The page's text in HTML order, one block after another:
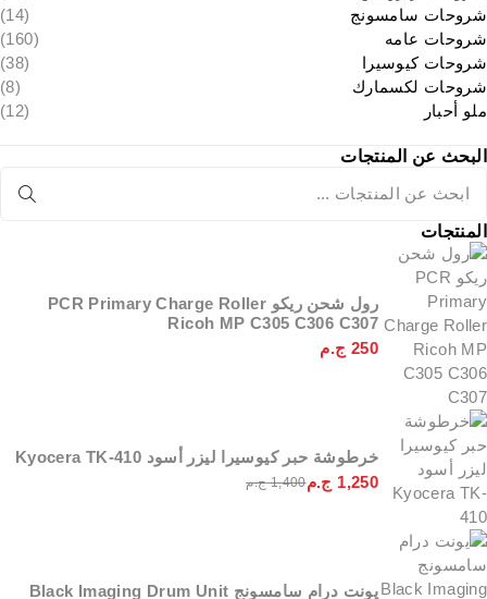
شروحات سامسونج
(14)
شروحات عامه
(160)
شروحات كيوسيرا
(38)
شروحات لكسمارك
(8)
ملو أحبار
(12)
البحث عن المنتجات
المنتجات
رول شحن ريكو PCR Primary Charge Roller
Ricoh MP C305 C306 C307
250 ج.م
خرطوشة حبر كيوسيرا ليزر أسود Kyocera TK-410
1,400 ج.م 1,250 ج.م
يونت درام سامسونج Black Imaging Drum Unit